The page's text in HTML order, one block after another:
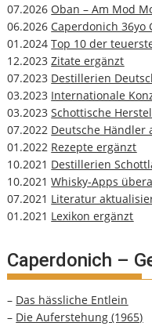
07.2026 Oban – Am Mod
06.2026 Caperdonich 36yo
01.2024Top 10 der
12.2023Zitate ergänzt
07.2023 Destillerien
03.2023 Internationale
03.2023Schottische
07.2022 Deutsche Händler
01.2022 Rezepte ergänzt
10.2021 Destillerien
10.2021Whisky-Apps
07.2021 Literatur
01.2021 Lexikon ergänzt
Caperdonich –
– Das hässliche Entlein
– Die Auferstehung (1965)